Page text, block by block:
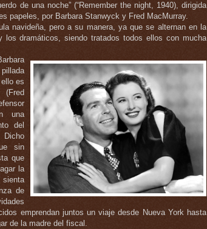
de una noche” (“Remember the night, 1940), dirigida
papeles, por Barbara Stanwyck y Fred MacMurray.
navideña, pero a su manera, ya que se alternan en la
dramáticos, siendo tratados todos ellos con mucha
es
(Fred
una
del
Dicho
sin
que
la
de
emprendan juntos un viaje desde Nueva York hasta
de la madre del fiscal.